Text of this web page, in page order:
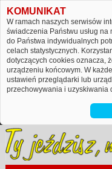
KOMUNIKAT
W ramach naszych serwisów
świadczenia Państwu usług
do Państwa indywidualnych
celach statystycznych.
dotyczących cookies oznacza,
urządzeniu końcowym. W
ustawień przeglądarki lub
przechowywania i uzyskiwania